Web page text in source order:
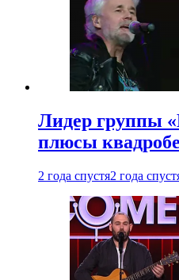
Лидер группы
плюсы
2 года спустя2 года